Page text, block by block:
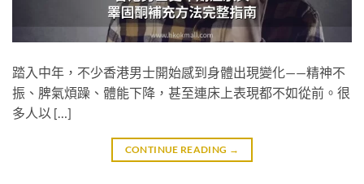
踏入中年，不少香港男士開始感到身體出現變化——精神不
振、脾氣煩躁、體能下降，甚至連床上表現都不如從前。很
多人以 […]
CONTINUE READING →